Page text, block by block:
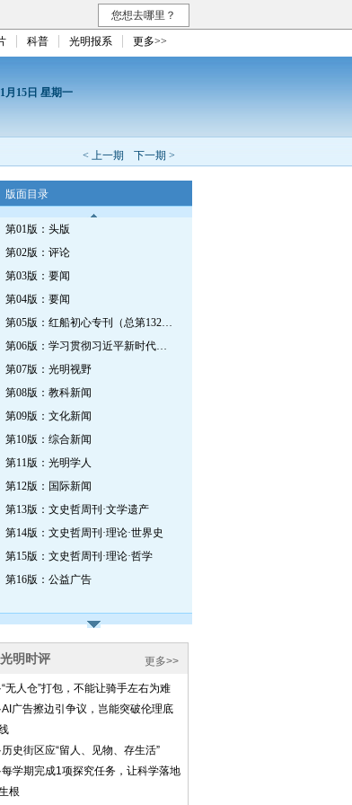
您想去哪里？
科普 光明报系 更多>>
月15日 星期一
< 上一期 下一期 >
版面目录
第01版：头版
第02版：评论
第03版：要闻
第04版：要闻
第05版：红船初心专刊（总第1320期）
第06版：学习贯彻习近平新时代中国特色社会主义思想专刊
第07版：光明视野
第08版：教科新闻
第09版：文化新闻
第10版：综合新闻
第11版：光明学人
第12版：国际新闻
第13版：文史哲周刊·文学遗产
第14版：文史哲周刊·理论·世界史
第15版：文史哲周刊·理论·哲学
第16版：公益广告